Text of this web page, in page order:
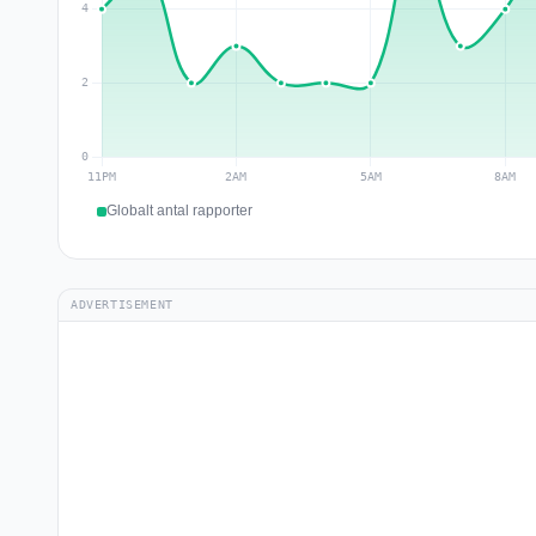
Globalt antal rapporter
ADVERTISEMENT